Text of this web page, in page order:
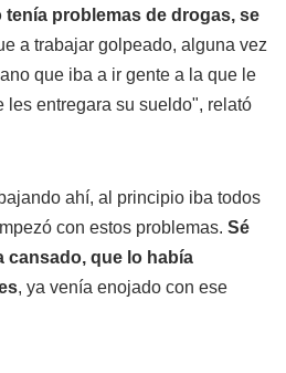
problemas de drogas, se
a trabajar golpeado, alguna vez
que iba a ir gente a la que le
les entregara su sueldo", relató
ahí, al principio iba todos
con estos problemas. Sé
cansado, que lo había
, ya venía enojado con ese